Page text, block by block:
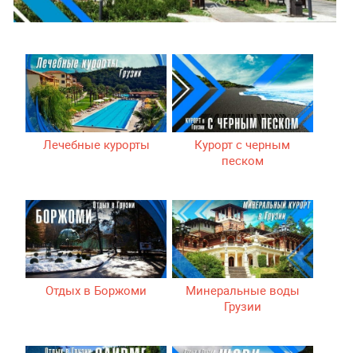
Лечебные курорты
Курорт с черным
песком
Отдых в Боржоми
Минеральные воды
Грузии